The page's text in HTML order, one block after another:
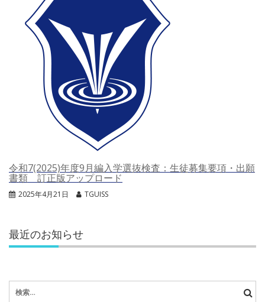
令和7(2025)年度9月編入学選抜検査：生徒募集要項・出願
書類 訂正版アップロード
2025年4月21日 TGUISS
最近のお知らせ
索: